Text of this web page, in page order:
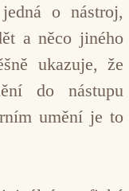
o nástroj,
a něco jiného
ukazuje, že
do nástupu
umění je to